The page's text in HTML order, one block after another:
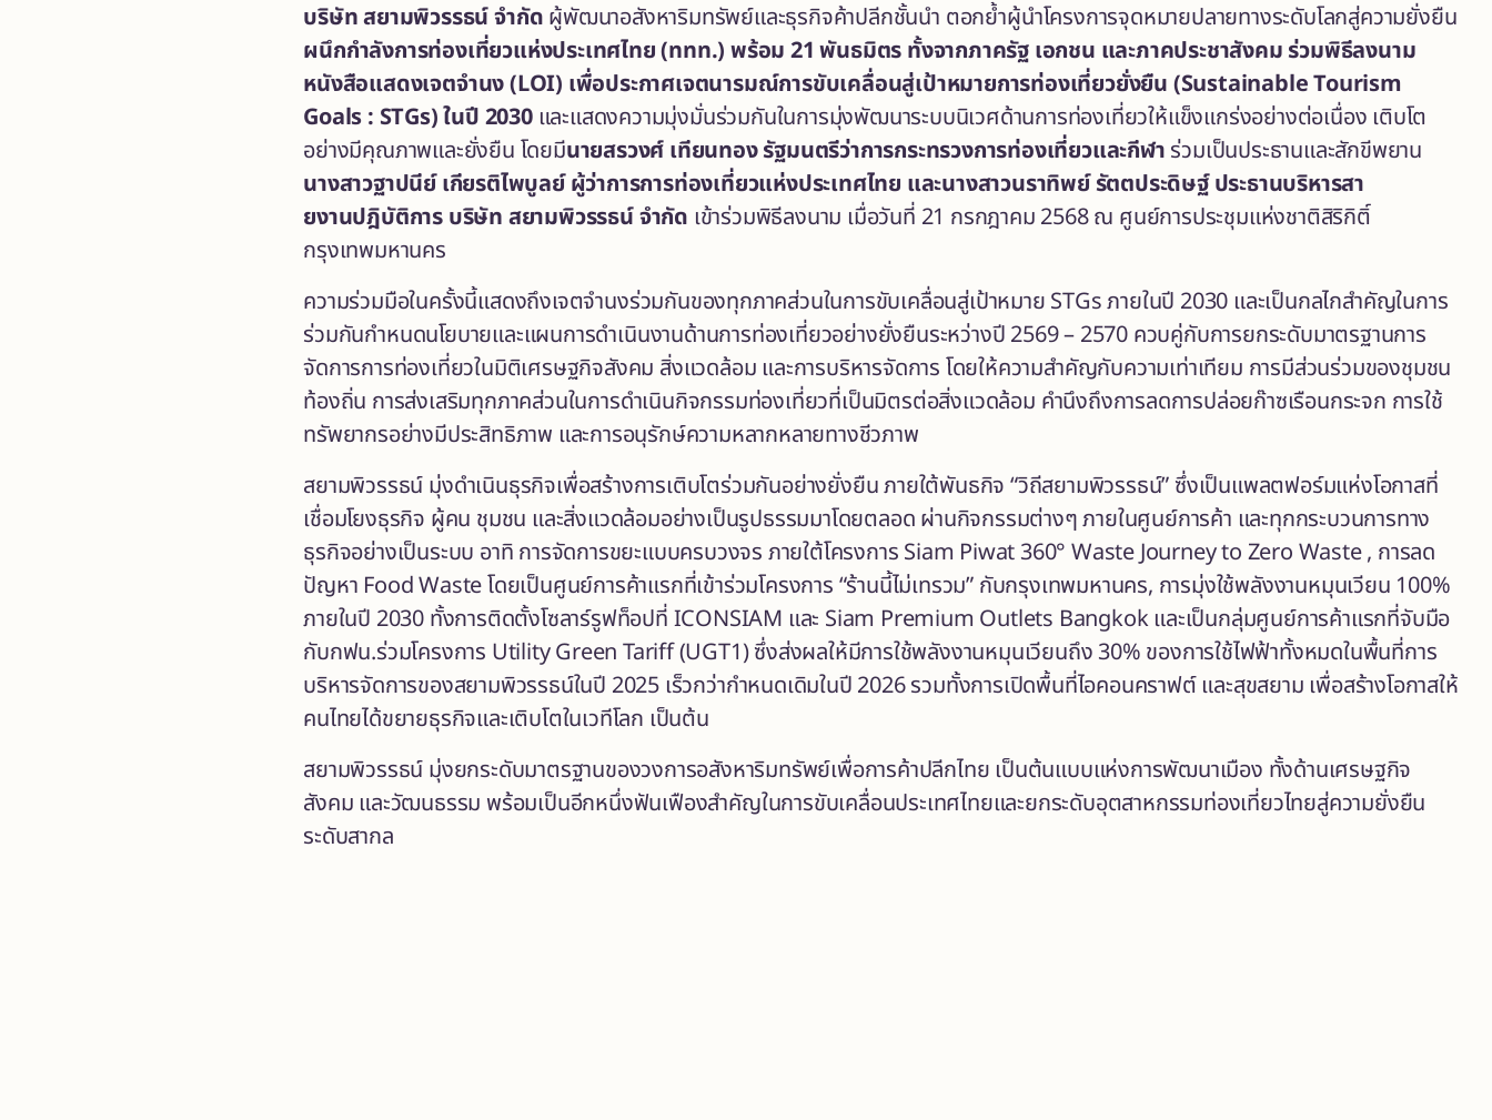
บริษัท สยามพิวรรธน์ จำกัด ผู้พัฒนาอสังหาริมทรัพย์และธุรกิจค้าปลีกชั้นนำ ตอกย้ำผู้นำโครงการจุดหมายปลายทางระดับโลกสู่ความยั่งยืน
ผนึกกำลังการท่องเที่ยวแห่งประเทศไทย (ททท.) พร้อม 21 พันธมิตร ทั้งจากภาครัฐ เอกชน และภาคประชาสังคม ร่วมพิธีลงนาม
หนังสือแสดงเจตจำนง (LOI) เพื่อประกาศเจตนารมณ์การขับเคลื่อนสู่เป้าหมายการท่องเที่ยวยั่งยืน (Sustainable Tourism
Goals : STGs) ในปี 2030และแสดงความมุ่งมั่นร่วมกันในการมุ่งพัฒนาระบบนิเวศด้านการท่องเที่ยวให้แข็งแกร่งอย่างต่อเนื่อง เติบโต
อย่างมีคุณภาพและยั่งยืน โดยมีนายสรวงศ์ เทียนทอง รัฐมนตรีว่าการกระทรวงการท่องเที่ยวและกีฬา ร่วมเป็นประธานและสักขีพยาน
นางสาวฐาปนีย์ เกียรติไพบูลย์ ผู้ว่าการการท่องเที่ยวแห่งประเทศไทย และนางสาวนราทิพย์ รัตตประดิษฐ์ ประธานบริหารสา
ยงานปฎิบัติการ บริษัท สยามพิวรรธน์ จำกัด เข้าร่วมพิธีลงนาม เมื่อวันที่ 21 กรกฎาคม 2568 ณ ศูนย์การประชุมแห่งชาติสิริกิติ์
กรุงเทพมหานคร
ความร่วมมือในครั้งนี้แสดงถึงเจตจำนงร่วมกันของทุกภาคส่วนในการขับเคลื่อนสู่เป้าหมาย STGs ภายในปี 2030 และเป็นกลไกสำคัญในการ
ร่วมกันกำหนดนโยบายและแผนการดำเนินงานด้านการท่องเที่ยวอย่างยั่งยืนระหว่างปี 2569 – 2570 ควบคู่กับการยกระดับมาตรฐานการ
จัดการการท่องเที่ยวในมิติเศรษฐกิจสังคม สิ่งแวดล้อม และการบริหารจัดการ โดยให้ความสำคัญกับความเท่าเทียม การมีส่วนร่วมของชุมชน
ท้องถิ่น การส่งเสริมทุกภาคส่วนในการดำเนินกิจกรรมท่องเที่ยวที่เป็นมิตรต่อสิ่งแวดล้อม คำนึงถึงการลดการปล่อยก๊าซเรือนกระจก การใช้
ทรัพยากรอย่างมีประสิทธิภาพ และการอนุรักษ์ความหลากหลายทางชีวภาพ
สยามพิวรรธน์ มุ่งดำเนินธุรกิจเพื่อสร้างการเติบโตร่วมกันอย่างยั่งยืน ภายใต้พันธกิจ “วิถีสยามพิวรรธน์” ซึ่งเป็นแพลตฟอร์มแห่งโอกาสที่
เชื่อมโยงธุรกิจ ผู้คน ชุมชน และสิ่งแวดล้อมอย่างเป็นรูปธรรมมาโดยตลอด ผ่านกิจกรรมต่างๆ ภายในศูนย์การค้า และทุกกระบวนการทาง
ธุรกิจอย่างเป็นระบบ อาทิ การจัดการขยะแบบครบวงจร ภายใต้โครงการ Siam Piwat 360° Waste Journey to Zero Waste , การลด
ปัญหา Food Waste โดยเป็นศูนย์การค้าแรกที่เข้าร่วมโครงการ “ร้านนี้ไม่เทรวม” กับกรุงเทพมหานคร, การมุ่งใช้พลังงานหมุนเวียน 100%
ภายในปี 2030 ทั้งการติดตั้งโซลาร์รูฟท็อปที่ ICONSIAM และ Siam Premium Outlets Bangkok และเป็นกลุ่มศูนย์การค้าแรกที่จับมือ
กับกฟน.ร่วมโครงการ Utility Green Tariff (UGT1) ซึ่งส่งผลให้มีการใช้พลังงานหมุนเวียนถึง 30% ของการใช้ไฟฟ้าทั้งหมดในพื้นที่การ
บริหารจัดการของสยามพิวรรธน์ในปี 2025 เร็วกว่ากำหนดเดิมในปี 2026 รวมทั้งการเปิดพื้นที่ไอคอนคราฟต์ และสุขสยาม เพื่อสร้างโอกาสให้
คนไทยได้ขยายธุรกิจและเติบโตในเวทีโลก เป็นต้น
สยามพิวรรธน์ มุ่งยกระดับมาตรฐานของวงการอสังหาริมทรัพย์เพื่อการค้าปลีกไทย เป็นต้นแบบแห่งการพัฒนาเมือง ทั้งด้านเศรษฐกิจ
สังคม และวัฒนธรรม พร้อมเป็นอีกหนึ่งฟันเฟืองสำคัญในการขับเคลื่อนประเทศไทยและยกระดับอุตสาหกรรมท่องเที่ยวไทยสู่ความยั่งยืน
ระดับสากล